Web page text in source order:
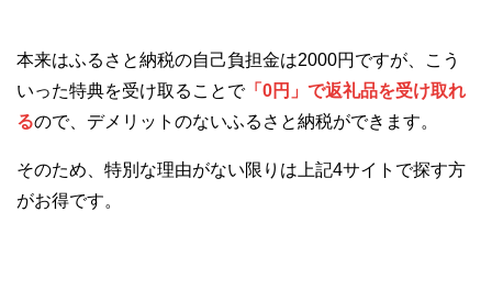
本来はふるさと納税の自己負担金は2000円ですが、こう
いった特典を受け取ることで「0円」で返礼品を受け取れ
るので、デメリットのないふるさと納税ができます。
そのため、特別な理由がない限りは上記4サイトで探す方
がお得です。